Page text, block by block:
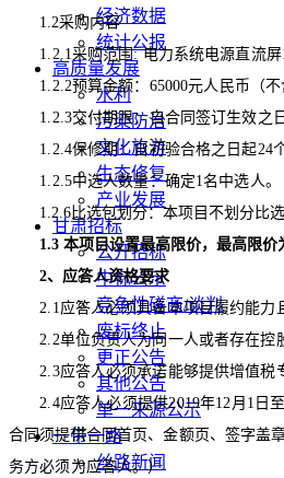
经济数据
统计公报
高质量发展
水利
污染防治
文化旅游
生态修复
产业发展
甘肃招标
公开招标
中标公示
竞争性磋商/谈判
废标终止
更正公告
其他公告
单一来源公示
一带一路
丝路新闻
1.2采购内容
1.2.1采购范围: 电力系统电源直流屏
1.2.2预算金额： 65000元人民币（不
1.2.3交付期限：自合同签订生效之
1.2.4保修期：自初验合格之日起24
1.2.5中选人数量：确定1名中选人。
1.2.6比选包划分：本项目不划分比选
1.3本项目设置最高限价，最高限价
2、应答人资格要求
2.1应答人必须具备本项目履约能
2.2单位负责人为同一人或者存在控
2.3应答人必须承诺能够提供增值税
2.4应答人必须提供2019年12月 1 日
合同须提供合同首页、金额页、签字盖
务方必须为应答人。）